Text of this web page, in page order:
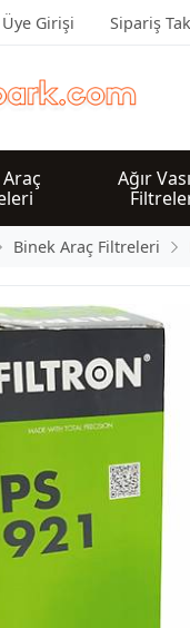
Üye Girişi Sipariş
Ağır
Binek Araç Filtreleri